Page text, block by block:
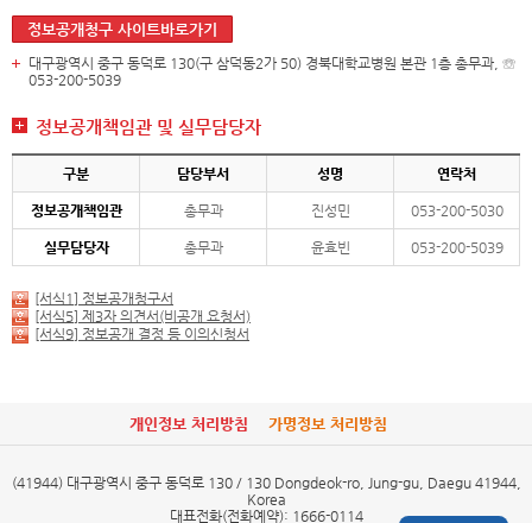
정보공개청구 사이트바로가기
대구광역시 중구 동덕로 130(구 삼덕동2가 50) 경북대학교병원 본관 1층 총무과, ☏
053-200-5039
정보공개책임관 및 실무담당자
구분 담당부서 성명 연락처
정보공개책임관 총무과 진성민 053-200-5030
실무담당자 총무과 윤효빈 053-200-5039
[서식1] 정보공개청구서
[서식5] 제3자 의견서(비공개 요청서)
[서식9] 정보공개 결정 등 이의신청서
개인정보 처리방침 가명정보 처리방침
(41944) 대구광역시 중구 동덕로 130 / 130 Dongdeok-ro, Jung-gu, Daegu 41944,
Korea
대표전화(전화예약): 1666-0114